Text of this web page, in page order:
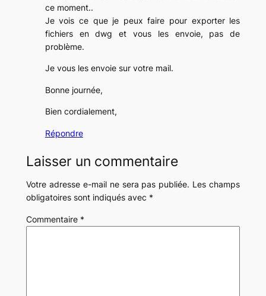
ce moment..
Je vois ce que je peux faire pour exporter les
fichiers en dwg et vous les envoie, pas de
problème.
Je vous les envoie sur votre mail.
Bonne journée,
Bien cordialement,
Répondre
Laisser un commentaire
Votre adresse e-mail ne sera pas publiée. Les champs
obligatoires sont indiqués avec *
Commentaire *